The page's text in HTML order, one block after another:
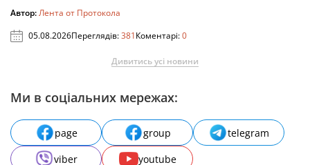
Автор:Лента от Протокола
05.08.2026Переглядів:381Коментарі:0
Дивитись усі новини
Ми в соціальних мережах:
page group
telegram
viber
youtube